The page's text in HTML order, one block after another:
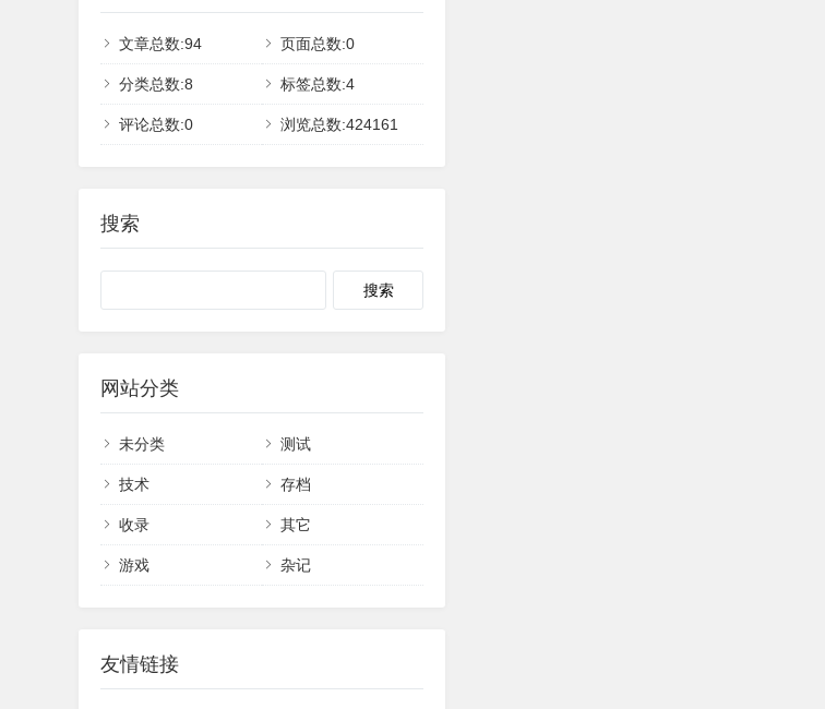
文章总数:94 页面总数:0
分类总数:8 标签总数:4
评论总数:0 浏览总数:424161
搜索
网站分类
未分类 测试
技术 存档
收录 其它
游戏 杂记
友情链接